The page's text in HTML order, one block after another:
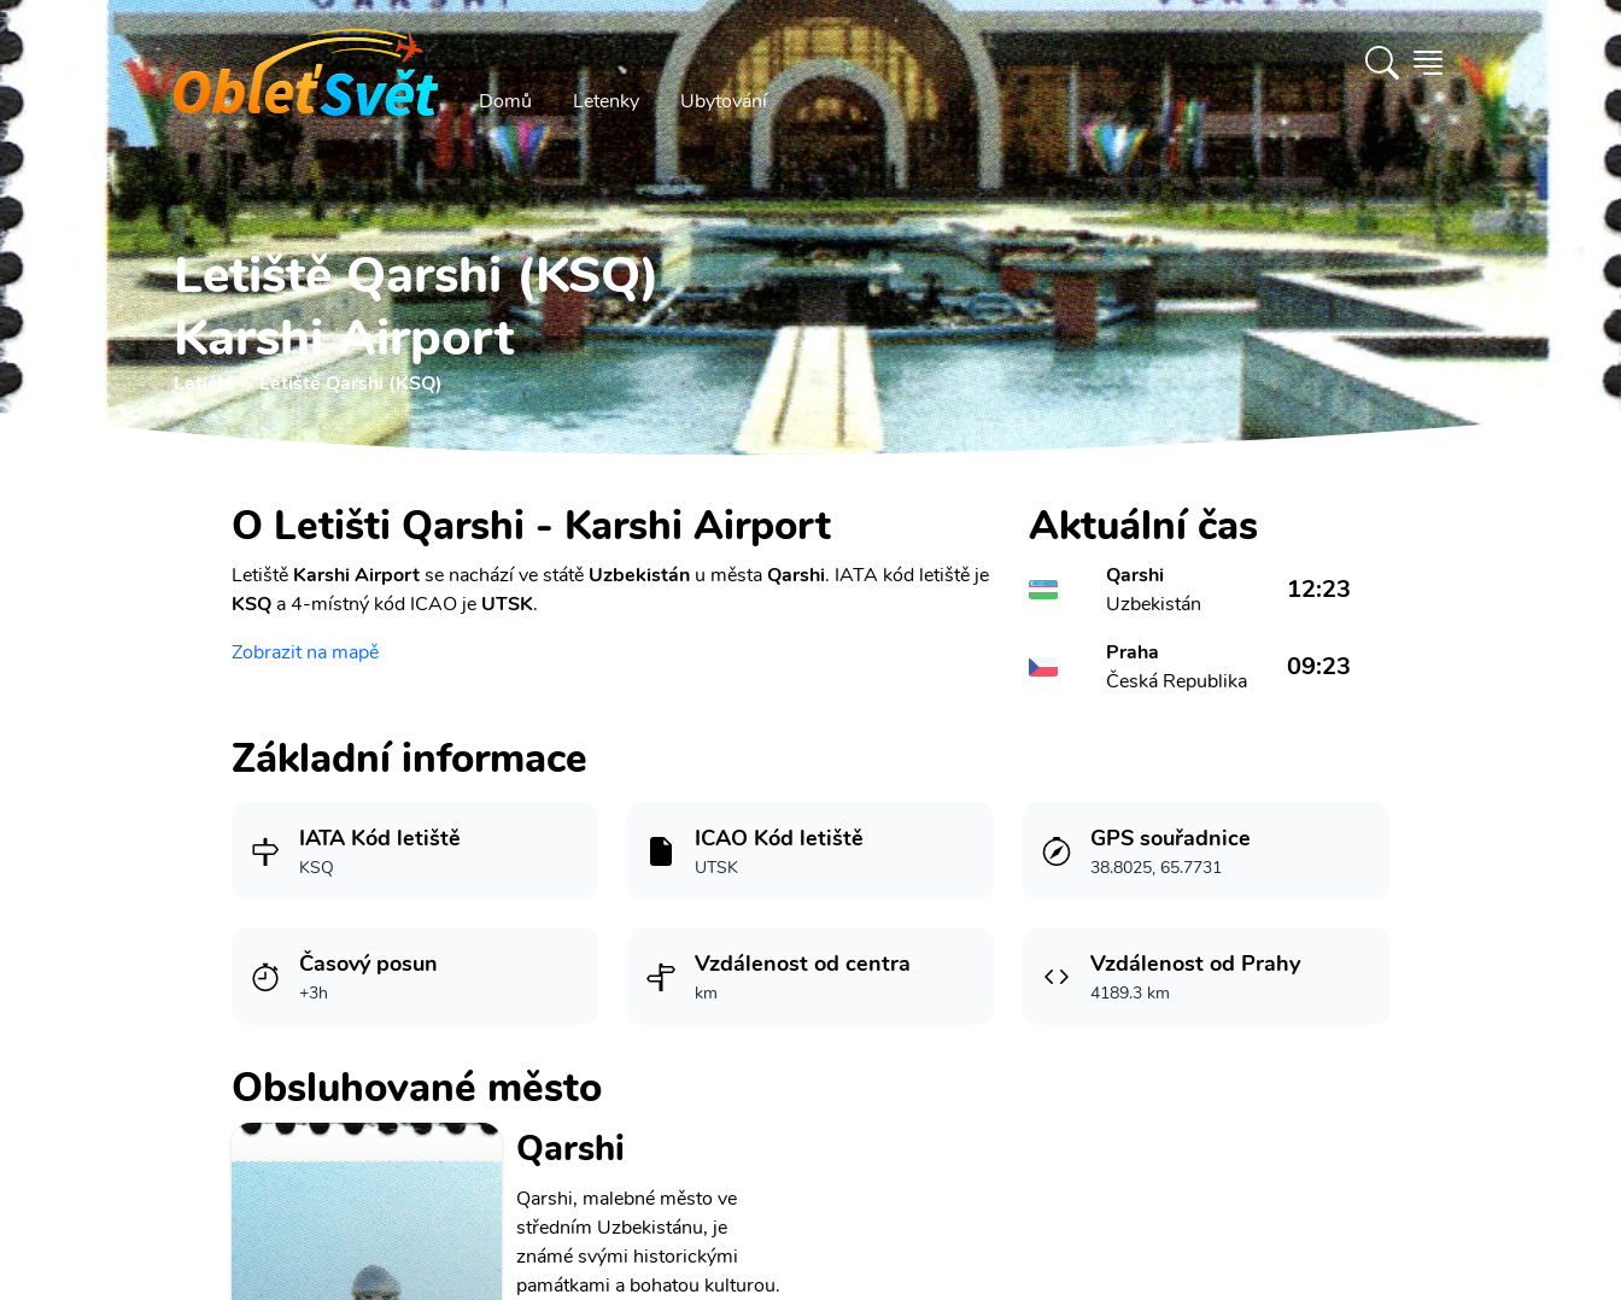
Domů Letenky Ubytování
Letiště Qarshi (KSQ)
Karshi Airport
Letiště Letiště Qarshi (KSQ)
O Letišti Qarshi - Karshi Airport
Letiště Karshi Airportse nachází ve státě Uzbekistán u městaQarshi. IATA kód letiště je
KSQ a 4-místný kód ICAO je UTSK.
Zobrazit na mapě
Aktuální čas
Qarshi
Uzbekistán
12:23
Praha
Česká Republika
09:23
Základní informace
IATA Kód letiště
KSQ
ICAO Kód letiště
UTSK
GPS souřadnice
38.8025, 65.7731
Časový posun
+3h
Vzdálenost od centra
km
Vzdálenost od Prahy
4189.3 km
Obsluhované město
Qarshi
Qarshi, malebné město ve
středním Uzbekistánu, je
známé svými historickými
památkami a bohatou kulturou.